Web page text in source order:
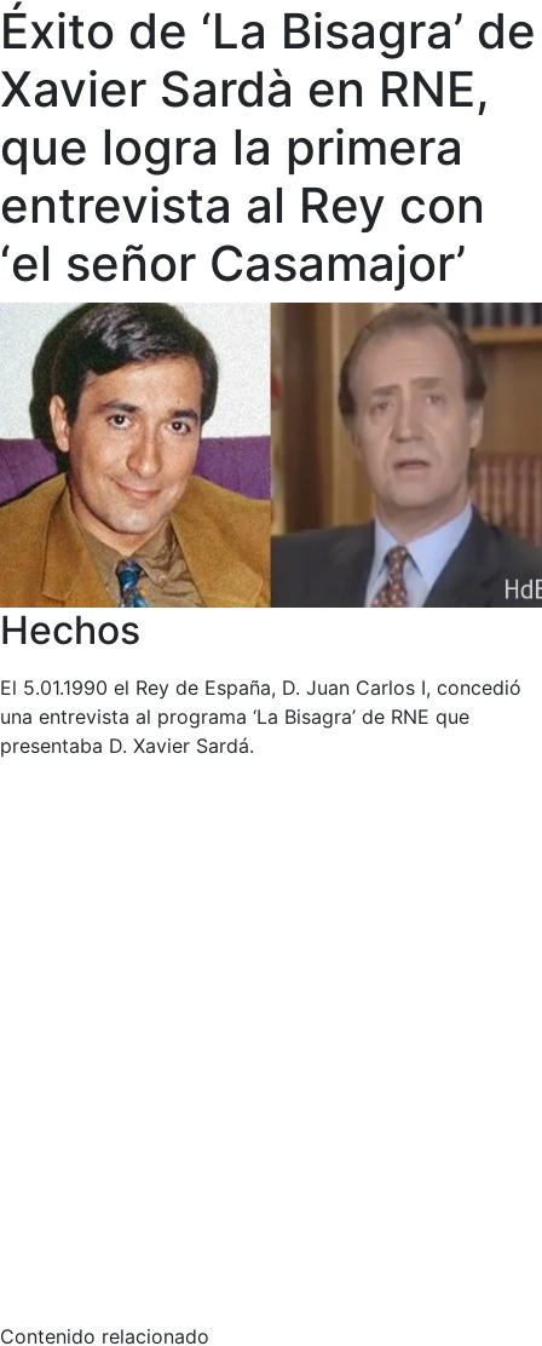
Éxito de ‘La Bisagra’ de
Xavier Sardà en RNE,
que logra la primera
entrevista al Rey con
‘el señor Casamajor’
Hechos
El 5.01.1990 el Rey de España, D. Juan Carlos I, concedió
una entrevista al programa ‘La Bisagra’ de RNE que
presentaba D. Xavier Sardá.
Contenido relacionado